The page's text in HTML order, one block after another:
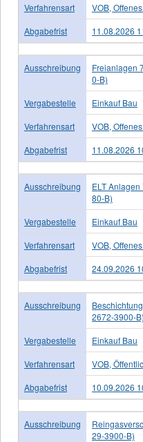
Verfahrensart
VOB,
Abgabefrist
11.08.2026
Ausschreibung
Freianlagen
0-B)
Vergabestelle
Einkauf Bau
Verfahrensart
VOB,
Abgabefrist
11.08.2026
Ausschreibung
ELT
80-B)
Vergabestelle
Einkauf Bau
Verfahrensart
VOB,
Abgabefrist
24.09.2026
Ausschreibung
2672-3900-B)
Vergabestelle
Einkauf Bau
Verfahrensart
VOB,
Abgabefrist
10.09.2026
Ausschreibung
29-3900-B)